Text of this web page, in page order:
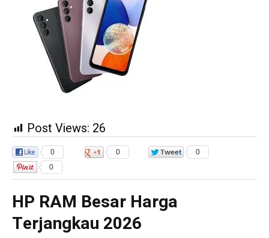
Post Views: 26
0 0
0
0
HP RAM Besar Harga
Terjangkau 2026